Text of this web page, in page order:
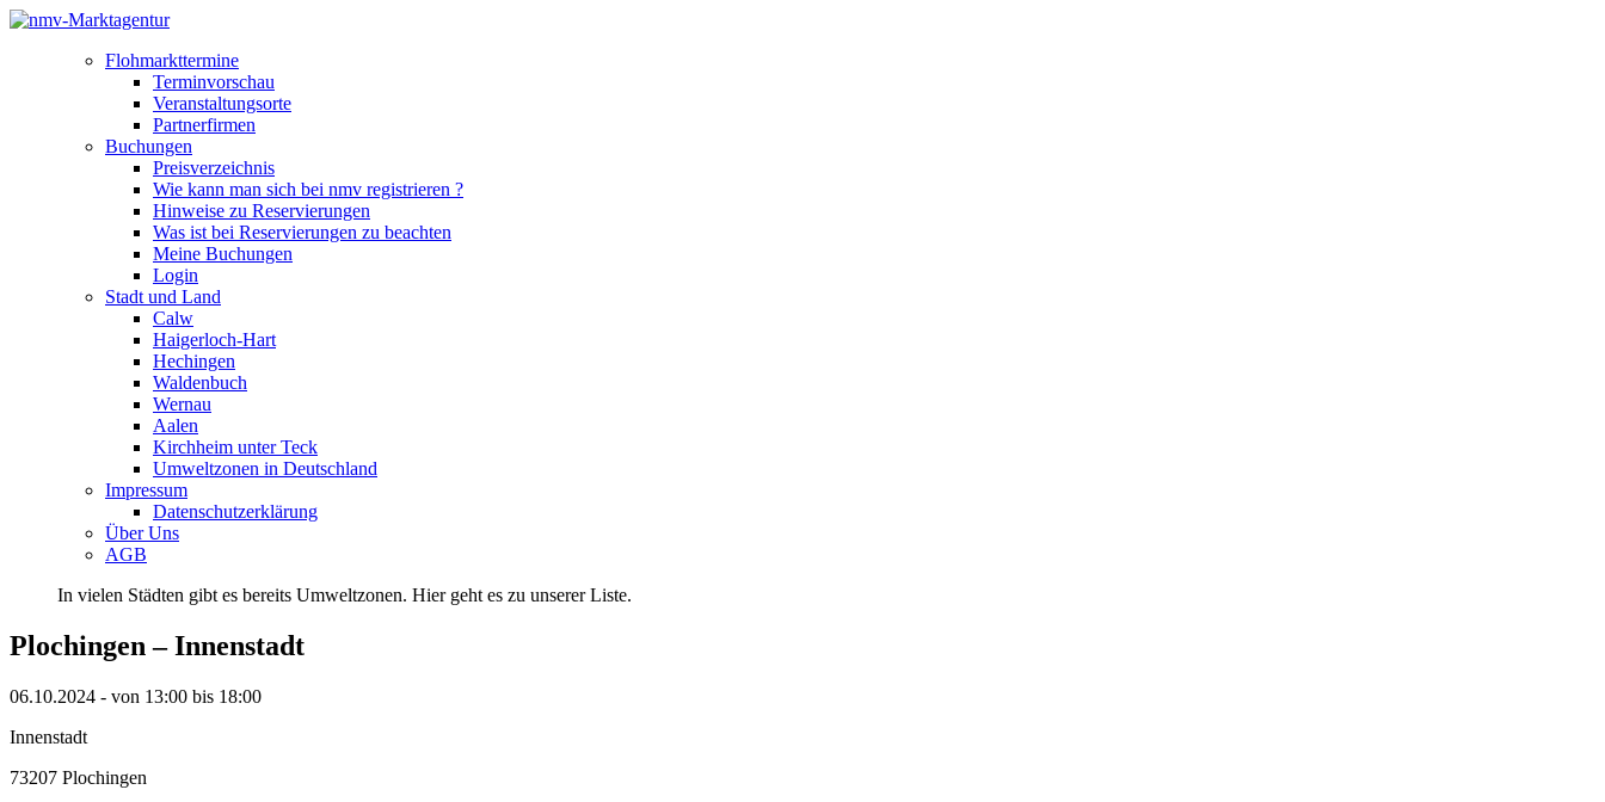
Flohmarkttermine
Terminvorschau
Veranstaltungsorte
Partnerfirmen
Buchungen
Preisverzeichnis
Wie kann man sich bei nmv registrieren ?
Hinweise zu Reservierungen
Was ist bei Reservierungen zu beachten
Meine Buchungen
Login
Stadt und Land
Calw
Haigerloch-Hart
Hechingen
Waldenbuch
Wernau
Aalen
Kirchheim unter Teck
Umweltzonen in Deutschland
Impressum
Datenschutzerklärung
Über Uns
AGB
In vielen Städten gibt es bereits Umweltzonen. Hier geht es zu unserer Liste.
Plochingen – Innenstadt
06.10.2024 - von 13:00 bis 18:00
Innenstadt
73207 Plochingen